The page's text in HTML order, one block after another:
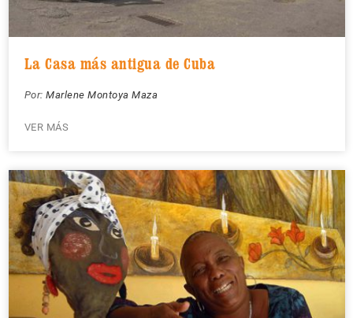
La Casa más antigua de Cuba
Por: Marlene Montoya Maza
VER MÁS